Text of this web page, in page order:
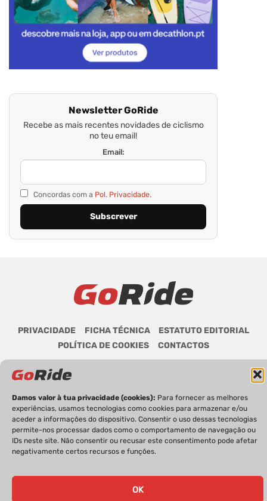
Damos valor à tua privacidade (cookies): Para fornecer as melhores
experiências, usamos tecnologias como cookies para armazenar e/ou
aceder a informações do dispositivo. Consentir o uso dessas tecnologias
permite-nos processar dados como o comportamento de navegação ou
IDs neste site. Não consentir ou recusar este consentimento pode afetar
negativamente certos recursos e funções.
OK
Newsletter GoRide
Recebe as mais recentes novidades de ciclismo
no teu email!
Email:
Concordas com a Pol. Privacidade.
PRIVACIDADE FICHA TÉCNICA
ESTATUTO EDITORIAL
POLÍTICA DE COOKIES
CONTACTOS
GoRide 2026 | Todos os direitos reservados.